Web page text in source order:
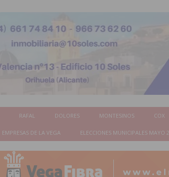
RAFAL DOLORES MONTESINOS COX
EMPRESAS DE LA VEGA ELECCIONES MUNICIPALES MAYO